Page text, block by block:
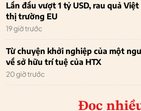
Lần đầu vượt 1 tỷ USD, rau quả
thị trường EU
19 giờ trước
Từ chuyện khởi nghiệp của một
về sở hữu trí tuệ của HTX
20 giờ trước
Đọc